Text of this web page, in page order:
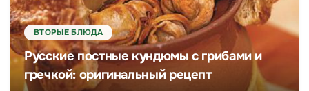
ВТОРЫЕ БЛЮДА
Русские постные кундюмы с грибами и
гречкой: оригинальный рецепт